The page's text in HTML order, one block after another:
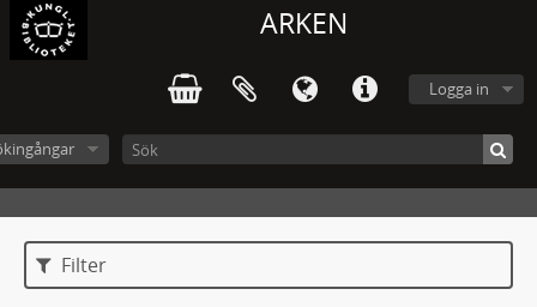
ARKEN
Logga in
Filter